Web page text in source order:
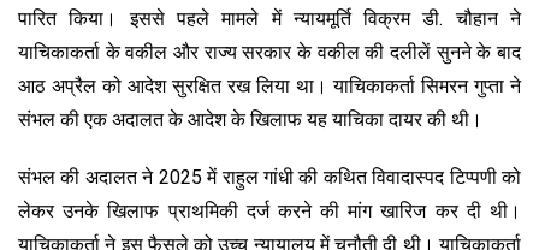
पारित किया। इससे पहले मामले में न्यायमूर्ति विक्रम डी. चौहान ने
याचिकाकर्ता के वकील और राज्य सरकार के वकील की दलीलें सुनने के बाद
आठ अप्रैल को आदेश सुरक्षित रख लिया था। याचिकाकर्ता सिमरन गुप्ता ने
संभल की एक अदालत के आदेश के खिलाफ यह याचिका दायर की थी।
संभल की अदालत ने 2025 में राहुल गांधी की कथित विवादास्पद टिप्पणी को
लेकर उनके खिलाफ प्राथमिकी दर्ज करने की मांग खारिज कर दी थी।
याचिकाकर्ता ने इस फैसले को उच्च न्यायालय में चुनौती दी थी। याचिकाकर्ता